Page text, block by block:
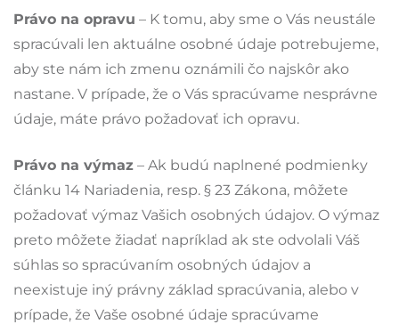
Právo na opravu – K tomu, aby sme o Vás neustále
spracúvali len aktuálne osobné údaje potrebujeme,
aby ste nám ich zmenu oznámili čo najskôr ako
nastane. V prípade, že o Vás spracúvame nesprávne
údaje, máte právo požadovať ich opravu.
Právo na výmaz – Ak budú naplnené podmienky
článku 14 Nariadenia, resp. § 23 Zákona, môžete
požadovať výmaz Vašich osobných údajov. O výmaz
preto môžete žiadať napríklad ak ste odvolali Váš
súhlas so spracúvaním osobných údajov a
neexistuje iný právny základ spracúvania, alebo v
prípade, že Vaše osobné údaje spracúvame